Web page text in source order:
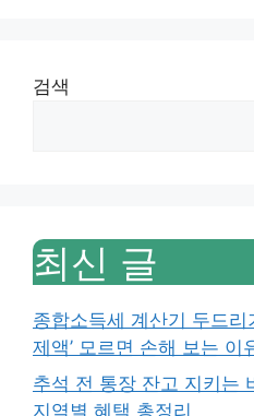
검색
최신 글
종합소득세 계산기 두드리
제액’ 모르면 손해 보는 이
추석 전 통장 잔고 지키는
지역별 혜택 총정리